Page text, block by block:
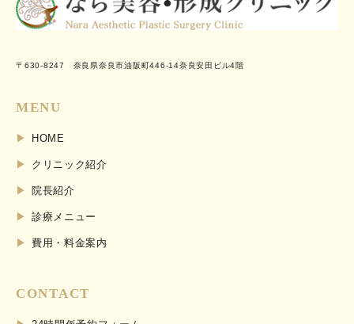
〒630-8247 奈良県奈良市油阪町446-14奈良安田ビル4階
MENU
HOME
クリニック紹介
院長紹介
診療メニュー
費用・料金案内
CONTACT